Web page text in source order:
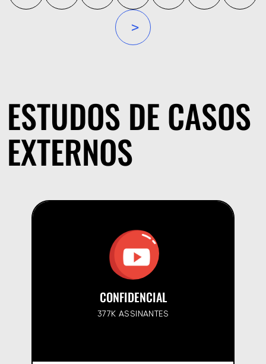
ESTUDOS DE CASOS
EXTERNOS
CONFIDENCIAL
377K ASSINANTES